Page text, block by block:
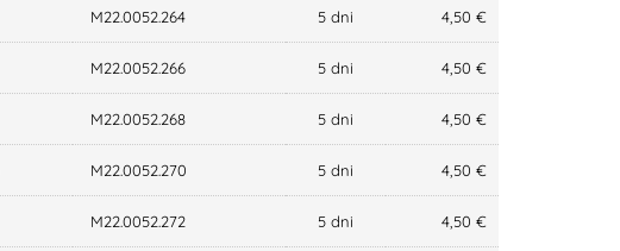
M22.0052.264 5 dni 4,50 €
M22.0052.266 5 dni 4,50 €
M22.0052.268 5 dni 4,50 €
M22.0052.270 5 dni 4,50 €
M22.0052.272 5 dni 4,50 €